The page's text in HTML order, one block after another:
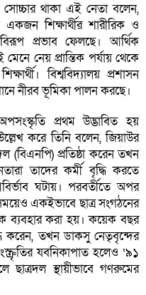
থাকা এই নেতা বলেন,
শিক্ষার্থীর শারীরিক ও
প্রভাব ফেলছে। আর্থিক
নেয় প্রান্তিক পর্যায় থেকে
বিশ্ববিদ্যালয় প্রশাসন
নীরব ভূমিকা পালন করছে।
প্রথম উদ্ভাবিত হয়
করে তিনি বলেন, জিয়াউর
প্রতিষ্ঠা করেন তখন
তাদের কর্মী বৃদ্ধি করতে
ঘটায়। পরবর্তীতে অপর
একইভাবে ছাত্র সংগঠনের
ব্যবহার করা হয়। কয়েক বছর
করেন, তখন ডাকসু নেতৃবৃন্দের
যবনিকাপাত হলেও ‘৯১
ছাত্রদল স্থায়ীভাবে গণরুমের